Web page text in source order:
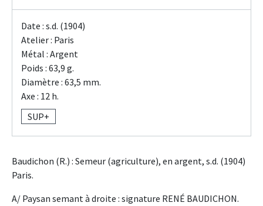
Date : s.d. (1904)
Atelier : Paris
Métal : Argent
Poids : 63,9 g.
Diamètre : 63,5 mm.
Axe : 12 h.
SUP+
Baudichon (R.) : Semeur (agriculture), en argent, s.d. (1904)
Paris.
A/ Paysan semant à droite : signature RENÉ BAUDICHON.